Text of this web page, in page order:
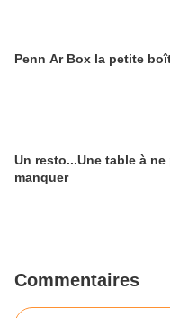
Penn Ar Box la petite
Un resto...Une table à ne
manquer
Commentaires